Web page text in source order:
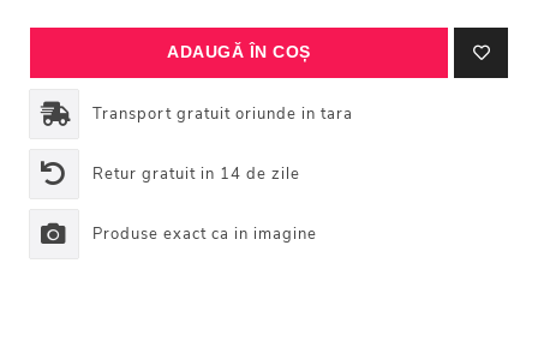
Transport gratuit oriunde in tara
Retur gratuit in 14 de zile
Produse exact ca in imagine